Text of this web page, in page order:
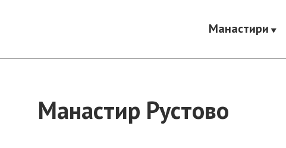
Манастири
Манастир Рустово